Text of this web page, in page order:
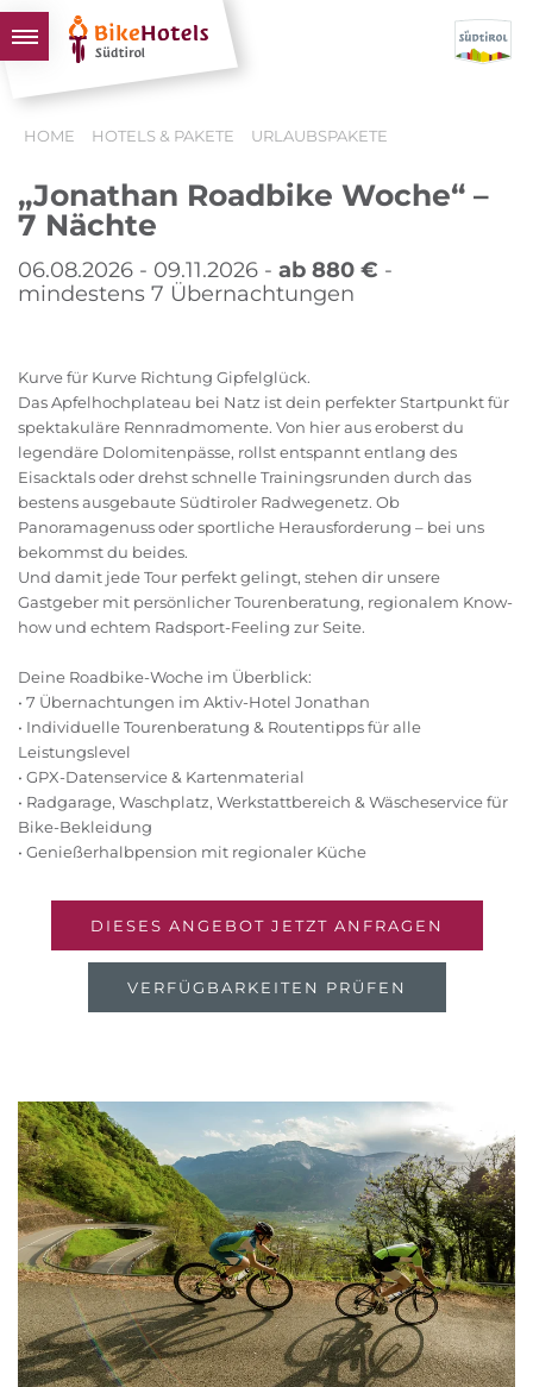
TOUREN & REVIERE
SÜDTIROL & WIR
SCHLUSSLICHTER
HOME HOTELS & PAKETE URLAUBSPAKETE
„Jonathan Roadbike Woche“ –
7 Nächte
06.08.2026 - 09.11.2026 - ab 880 € -
mindestens 7 Übernachtungen
Kurve für Kurve Richtung Gipfelglück.
Das Apfelhochplateau bei Natz ist dein perfekter Startpunkt für
spektakuläre Rennradmomente. Von hier aus eroberst du
legendäre Dolomitenpässe, rollst entspannt entlang des
Eisacktals oder drehst schnelle Trainingsrunden durch das
bestens ausgebaute Südtiroler Radwegenetz. Ob
Panoramagenuss oder sportliche Herausforderung – bei uns
bekommst du beides.
Und damit jede Tour perfekt gelingt, stehen dir unsere
Gastgeber mit persönlicher Tourenberatung, regionalem Know-
how und echtem Radsport-Feeling zur Seite.
Deine Roadbike-Woche im Überblick:
• 7 Übernachtungen im Aktiv-Hotel Jonathan
• Individuelle Tourenberatung & Routentipps für alle
Leistungslevel
• GPX-Datenservice & Kartenmaterial
• Radgarage, Waschplatz, Werkstattbereich & Wäscheservice für
Bike-Bekleidung
• Genießerhalbpension mit regionaler Küche
DIESES ANGEBOT JETZT ANFRAGEN
VERFÜGBARKEITEN PRÜFEN